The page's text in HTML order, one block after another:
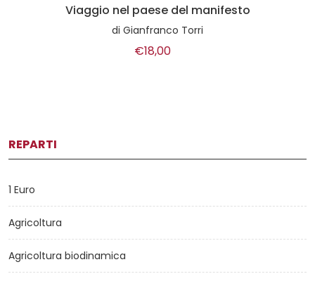
Sesso: istruzioni per l'abuso
diAlvarez Rabo
€10,00
REPARTI
1 Euro
Agricoltura
Agricoltura biodinamica